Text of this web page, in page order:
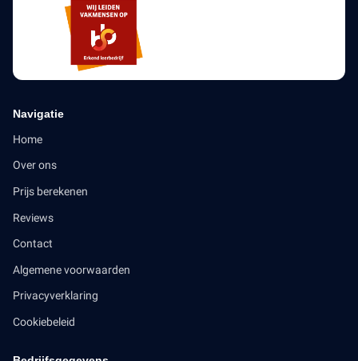
Navigatie
Home
Over ons
Prijs berekenen
Reviews
Contact
Algemene voorwaarden
Privacyverklaring
Cookiebeleid